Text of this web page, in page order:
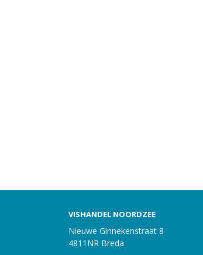
VISHANDEL NOORDZEE
Nieuwe Ginnekenstraat 8
4811NR Breda